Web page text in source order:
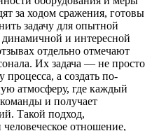
за ходом сражения, готовы
задачу для опытной
динамичной и интересной
отдельно отмечают
Их задача — не просто
процесса, а создать по-
атмосферу, где каждый
и получает
Такой подход,
отношение,